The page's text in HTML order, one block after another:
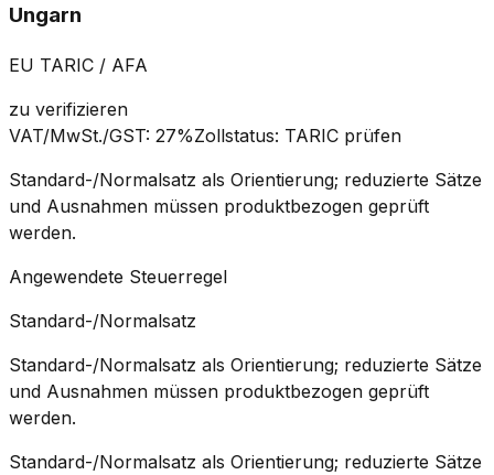
Ungarn
EU TARIC / AFA
zu verifizieren
VAT/MwSt./GST: 27%Zollstatus: TARIC prüfen
Standard-/Normalsatz als Orientierung; reduzierte Sätze
und Ausnahmen müssen produktbezogen geprüft
werden.
Angewendete Steuerregel
Standard-/Normalsatz
Standard-/Normalsatz als Orientierung; reduzierte Sätze
und Ausnahmen müssen produktbezogen geprüft
werden.
Standard-/Normalsatz als Orientierung; reduzierte Sätze